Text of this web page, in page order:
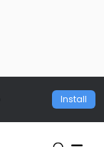
Install